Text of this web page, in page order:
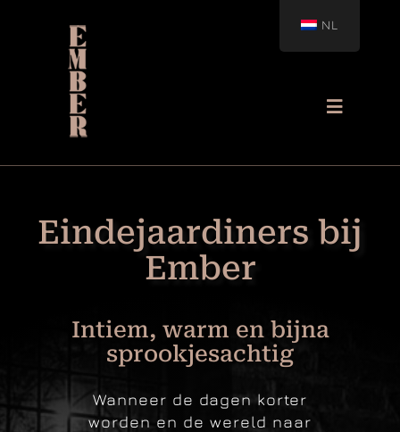
Menu
Eindejaarsdiners
Documentaire
Eindejaardiners bij
Ember
Intiem, warm en bijna
sprookjesachtig
Wanneer de dagen korter
worden en de wereld naar
NL